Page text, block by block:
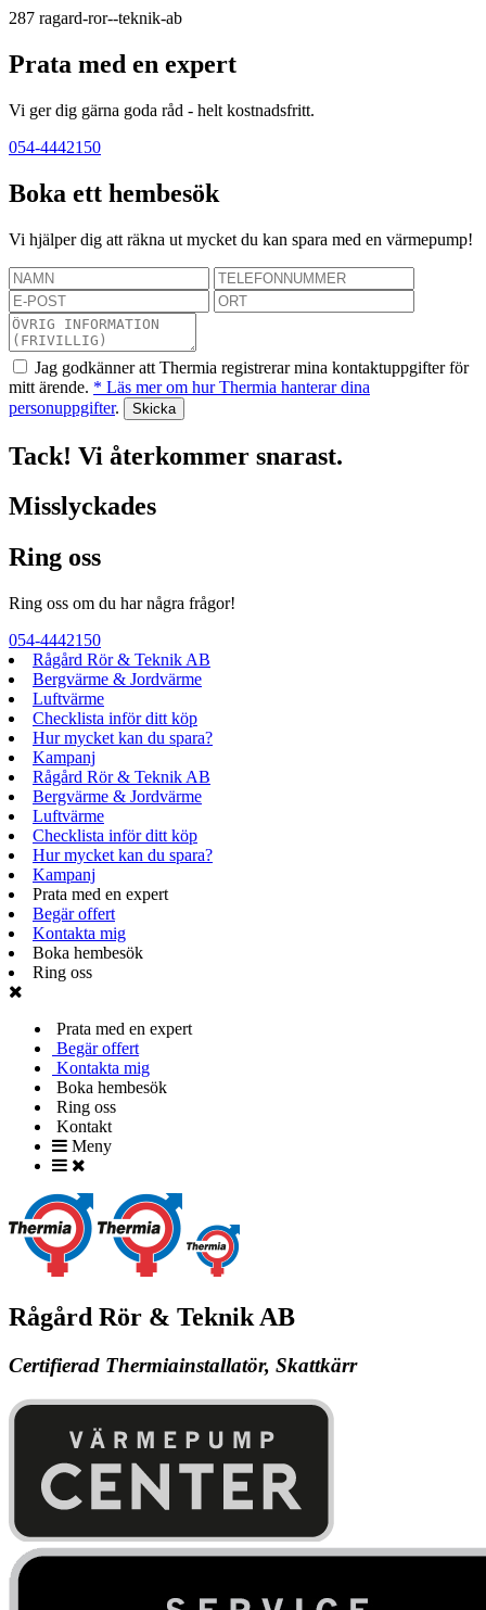
287 ragard-ror--teknik-ab
Prata med en expert
Vi ger dig gärna goda råd - helt kostnadsfritt.
054-4442150
Boka ett hembesök
Vi hjälper dig att räkna ut mycket du kan spara med en värmepump!
Jag godkänner att Thermia registrerar mina kontaktuppgifter för
mitt ärende. * Läs mer om hur Thermia hanterar dina
personuppgifter.
Tack! Vi återkommer snarast.
Misslyckades
Ring oss
Ring oss om du har några frågor!
054-4442150
Rågård Rör & Teknik AB
Bergvärme & Jordvärme
Luftvärme
Checklista inför ditt köp
Hur mycket kan du spara?
Kampanj
Rågård Rör & Teknik AB
Bergvärme & Jordvärme
Luftvärme
Checklista inför ditt köp
Hur mycket kan du spara?
Kampanj
Prata med en expert
Begär offert
Kontakta mig
Boka hembesök
Ring oss
Prata med en expert
Begär offert
Kontakta mig
Boka hembesök
Ring oss
Kontakt
Meny
Rågård Rör & Teknik AB
Certifierad Thermiainstallatör, Skattkärr